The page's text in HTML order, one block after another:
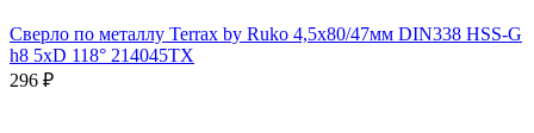
Сверло по металлу Terrax by Ruko 4,5x80/47мм DIN338 HSS-G
h8 5xD 118° 214045TX
296 ₽